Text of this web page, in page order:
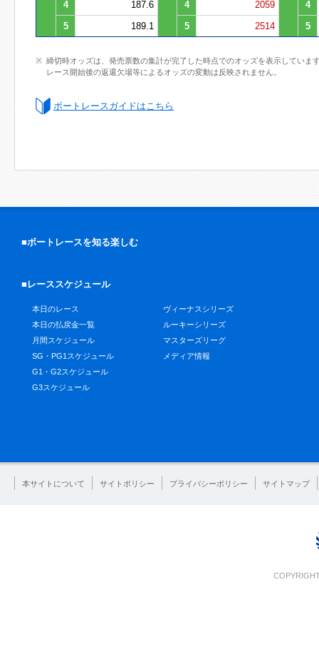
4 187.6 4 2059
4
5
189.1 5 2514 5
締切時オッズは、発売票数の集計が完了した時点でのオッズを表示していま
レース開始後の返還欠場等によるオッズの変動は反映されません。
ボートレースガイドはこちら
■ボートレースを知る楽しむ
■レーススケジュール
本日のレース
本日の払戻金一覧
月間スケジュール
SG・PG1スケジュール
G1・G2スケジュール
G3スケジュール
ヴィーナスシリーズ
ルーキーシリーズ
マスターズリーグ
メディア情報
本サイトについて サイトポリシー プライバシーポリシー サイトマップ